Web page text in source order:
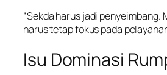
“Sekda harus jadi penyeimbang.
harus tetap fokus pada
Isu Dominasi